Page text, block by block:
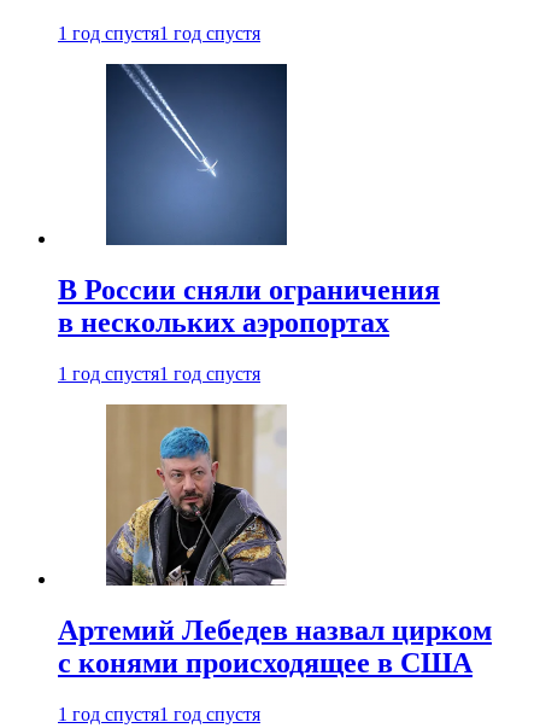
1 год спустя1 год спустя
В России сняли ограничения
в нескольких аэропортах
1 год спустя1 год спустя
Артемий Лебедев назвал цирком
с конями происходящее в США
1 год спустя1 год спустя